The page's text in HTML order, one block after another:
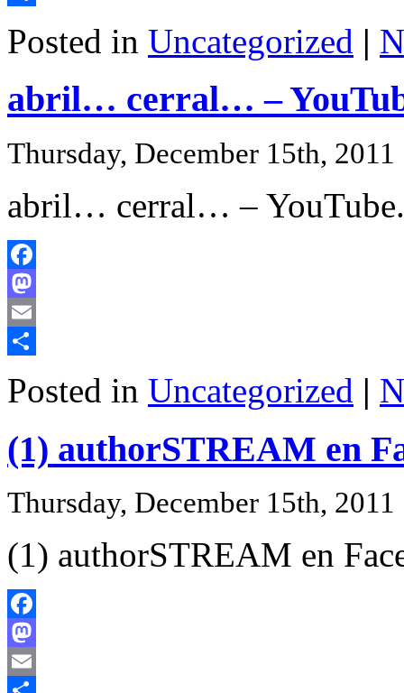
Posted in Uncategorized |
abril… cerral… –
Thursday, December 15th, 2011
abril… cerral… – YouTube.
Facebook
Mastodon
Email
Posted in Uncategorized |
(1) authorSTREAM en
Thursday, December 15th, 2011
(1) authorSTREAM en
Facebook
Mastodon